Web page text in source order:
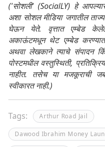
('सोशली' (SocialLY) हे
अशा सोशल मीडिया जगातील
घेऊन येते. वृत्तात एम्बेड
अकाऊंटमधून थेट एम्बेड
अथवा लेखकाने त्याचे संपादन
पोस्टमधील वस्तुस्थिती,
नाहीत. तसेच या मजकूराची
स्वीकारत नाही.)
Tags: Arthur Road Jail
Dawood Ibrahim Money